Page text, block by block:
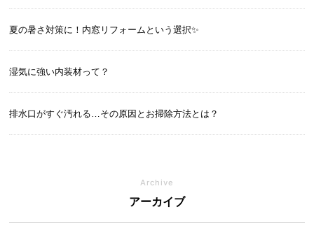
夏の暑さ対策に！内窓リフォームという選択✨
湿気に強い内装材って？
排水口がすぐ汚れる…その原因とお掃除方法とは？
Archive
アーカイブ